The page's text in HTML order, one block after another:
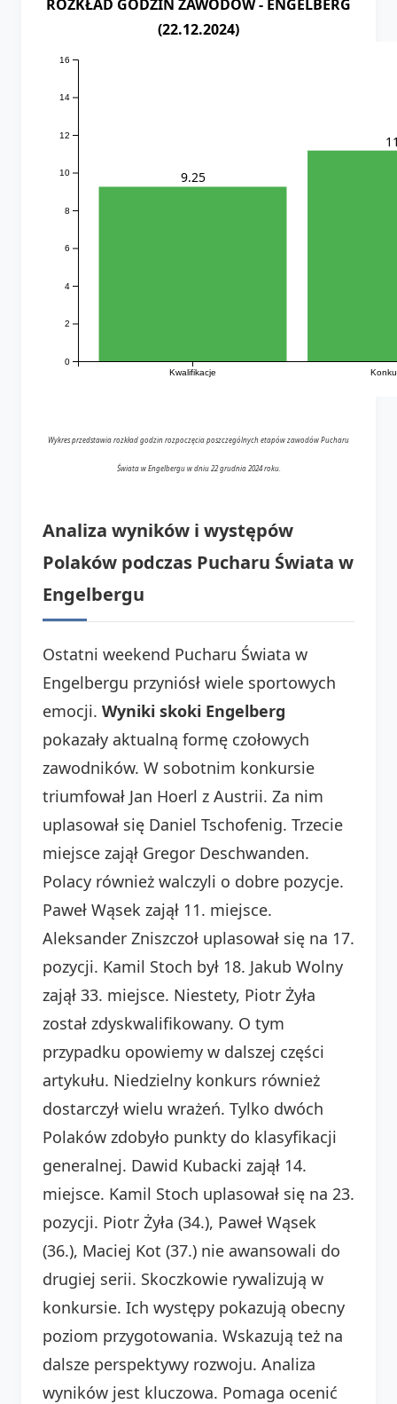
ROZKŁAD GODZIN ZAWODÓW - ENGELBERG
(22.12.2024)
Kwalifikacje
0
2
4
6
8
10
12
14
16
9.25
Wykres przedstawia rozkład godzin rozpoczęcia poszczególnych etapów zawodów Pucharu
Świata w Engelbergu w dniu 22 grudnia 2024 roku.
Analiza wyników i występów
Polaków podczas Pucharu Świata w
Engelbergu
Ostatni weekend Pucharu Świata w
Engelbergu przyniósł wiele sportowych
emocji. Wyniki skoki Engelberg
pokazały aktualną formę czołowych
zawodników. W sobotnim konkursie
triumfował Jan Hoerl z Austrii. Za nim
uplasował się Daniel Tschofenig. Trzecie
miejsce zajął Gregor Deschwanden.
Polacy również walczyli o dobre pozycje.
Paweł Wąsek zajął 11. miejsce.
Aleksander Zniszczoł uplasował się na 17.
pozycji. Kamil Stoch był 18. Jakub Wolny
zajął 33. miejsce. Niestety, Piotr Żyła
został zdyskwalifikowany. O tym
przypadku opowiemy w dalszej części
artykułu. Niedzielny konkurs również
dostarczył wielu wrażeń. Tylko dwóch
Polaków zdobyło punkty do klasyfikacji
generalnej. Dawid Kubacki zajął 14.
miejsce. Kamil Stoch uplasował się na 23.
pozycji. Piotr Żyła (34.), Paweł Wąsek
(36.), Maciej Kot (37.) nie awansowali do
drugiej serii. Skoczkowie rywalizują w
konkursie. Ich występy pokazują obecny
poziom przygotowania. Wskazują też na
dalsze perspektywy rozwoju. Analiza
wyników jest kluczowa. Pomaga ocenić